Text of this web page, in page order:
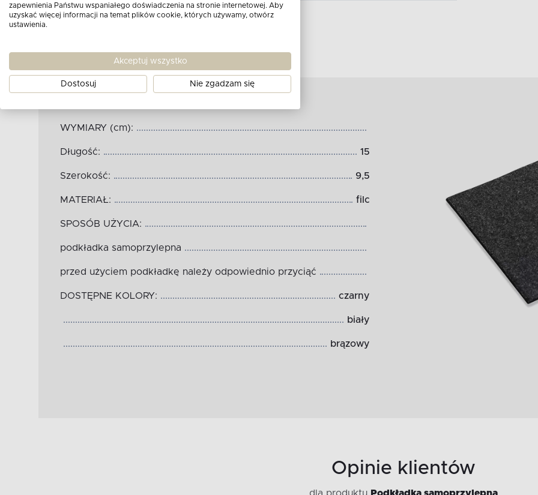
Wymiary produktu:
WYMIARY (cm):
Długość: 15
Szerokość: 9,5
MATERIAŁ: filc
SPOSÓB UŻYCIA:
podkładka samoprzylepna
przed użyciem podkładkę należy odpowiednio przyciąć
DOSTĘPNE KOLORY: czarny
biały
brązowy
Opinie klientów
dla produktu Podkładka samoprzylepna
zapewnienia Państwu wspaniałego doświadczenia na stronie internetowej. Aby
uzyskać więcej informacji na temat plików cookie, których używamy, otwórz
ustawienia.
Akceptuj wszystko
Dostosuj Nie zgadzam się